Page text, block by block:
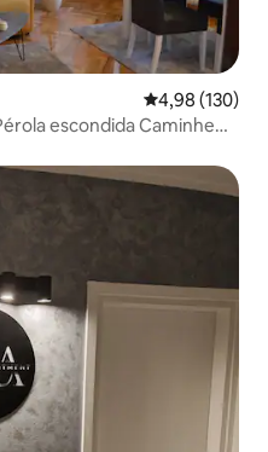
4,98 de uma
4,98 (130)
Caminhe